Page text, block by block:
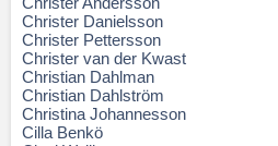
Christer Danielsson
Christer Pettersson
Christer van der Kwast
Christian Dahlman
Christian Dahlström
Christina Johannesson
Cilla Benkö